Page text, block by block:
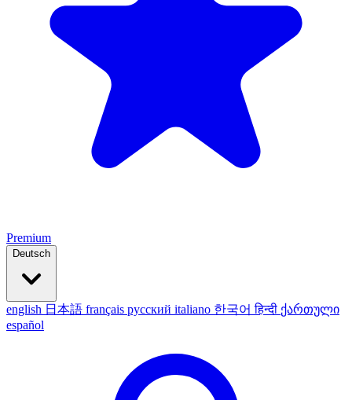
Premium
Deutsch
english 日本語 français русский italiano 한국어हिन्दी ქართული
español